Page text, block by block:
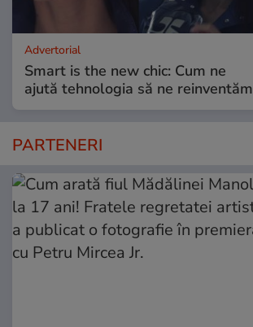
Advertorial
Smart is the new chic: Cum ne
ajută tehnologia să ne reinventăm
PARTENERI